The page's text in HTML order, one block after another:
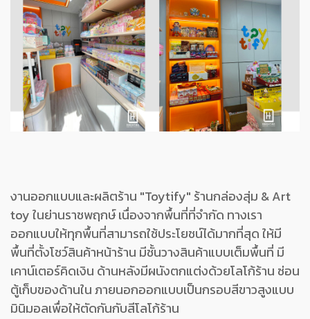
งานออกแบบและผลิตร้าน "Toytify" ร้านกล่องสุ่ม & Art
toy ในย่านราชพฤกษ์ เนื่องจากพื้นที่ที่จำกัด ทางเรา
ออกแบบให้ทุกพื้นที่สามารถใช้ประโยชน์ได้มากที่สุด ให้มี
พื้นที่ตั้งโชว์สินค้าหน้าร้าน มีชั้นวางสินค้าแบบเต็มพื้นที่ มี
เคาน์เตอร์คิดเงิน ด้านหลังมีผนังตกแต่งด้วยโลโก้ร้าน ซ่อน
ตู้เก็บของด้านใน ภายนอกออกแบบเป็นกรอบสีขาวสูงแบบ
มินิมอลเพื่อให้ตัดกันกับสีโลโก้ร้าน